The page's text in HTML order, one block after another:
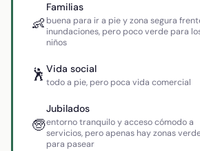
👶
Familias
buena para ir a pie y zona segura
inundaciones, pero poco verde para
niños
🕺 Vida social
todo a pie, pero poca vida comercial
🧓
Jubilados
entorno tranquilo y acceso cómodo a
servicios, pero apenas hay zonas
para pasear